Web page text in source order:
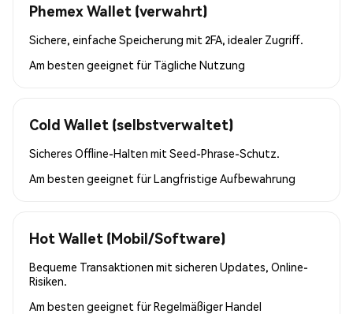
Phemex Wallet (verwahrt)
Sichere, einfache Speicherung mit 2FA, idealer Zugriff.
Am besten geeignet für Tägliche Nutzung
Cold Wallet (selbstverwaltet)
Sicheres Offline-Halten mit Seed-Phrase-Schutz.
Am besten geeignet fürLangfristige Aufbewahrung
Hot Wallet (Mobil/Software)
Bequeme Transaktionen mit sicheren Updates, Online-
Risiken.
Am besten geeignet fürRegelmäßiger Handel